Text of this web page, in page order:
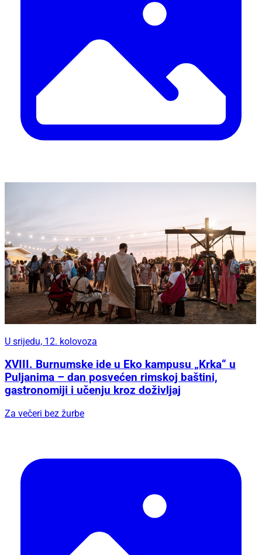
U srijedu, 12. kolovoza
XVIII. Burnumske ide u Eko kampusu „Krka“ u
Puljanima – dan posvećen rimskoj baštini,
gastronomiji i učenju kroz doživljaj
Za večeri bez žurbe